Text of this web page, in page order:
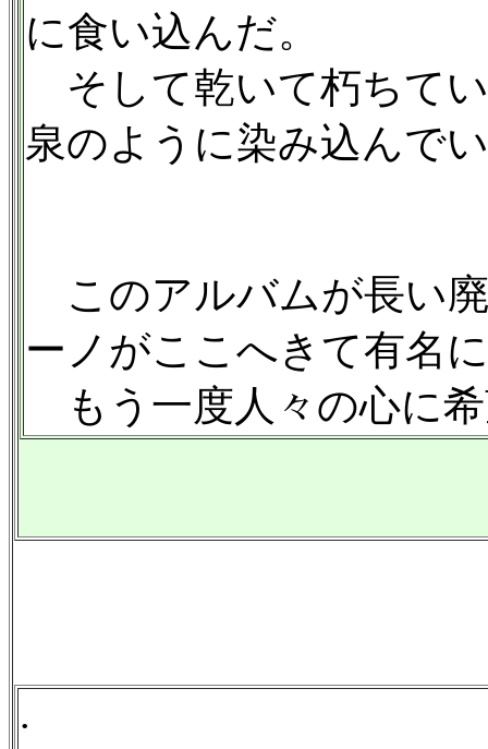
に食い込んだ。
そして乾いて朽ちて
泉のように染み込んで
このアルバムが長い
ーノがここへきて有名
もう一度人々の心に
.